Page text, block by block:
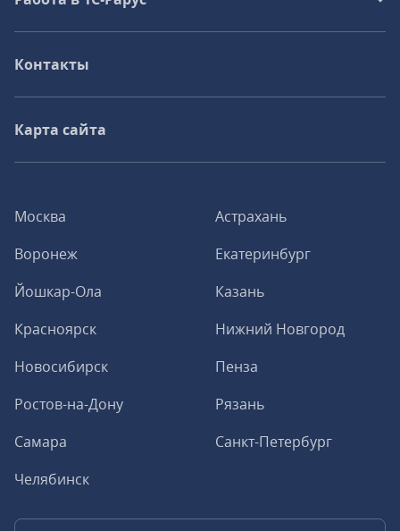
Москва
Астрахань
Воронеж
Екатеринбург
Йошкар-Ола
Казань
Красноярск
Нижний Новгород
Новосибирск
Пенза
Ростов-на-Дону
Рязань
Самара
Санкт-Петербург
Челябинск
Контакты
Карта сайта